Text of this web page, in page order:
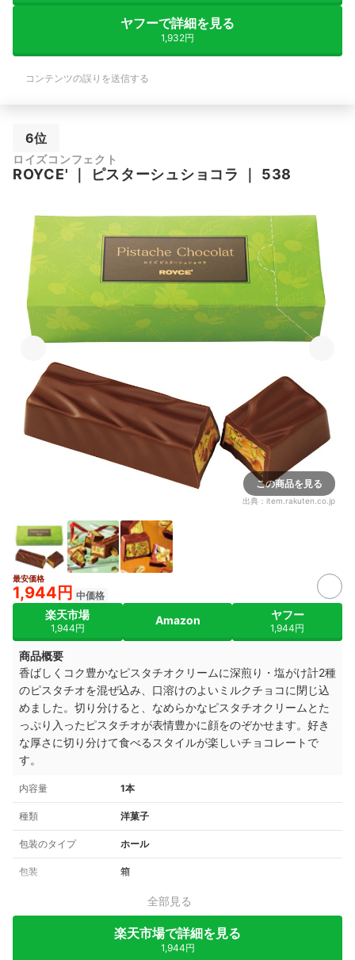
ヤフーで詳細を見る
1,932円
コンテンツの誤りを送信する
6位
ロイズコンフェクト
ROYCE' ｜ ピスターシュショコラ ｜ 538
この商品を見る
出典： item.rakuten.co.jp
最安価格
1,944円 中価格
楽天市場
1,944円
Amazon ヤフー
1,944円
商品概要
香ばしくコク豊かなピスタチオクリームに深煎り・塩がけ計2種
のピスタチオを混ぜ込み、口溶けのよいミルクチョコに閉じ込
めました。切り分けると、なめらかなピスタチオクリームとた
っぷり入ったピスタチオが表情豊かに顔をのぞかせます。好き
な厚さに切り分けて食べるスタイルが楽しいチョコレートで
す。
内容量 1本
種類 洋菓子
包装のタイプ ホール
包装 箱
全部見る
楽天市場で詳細を見る
1,944円